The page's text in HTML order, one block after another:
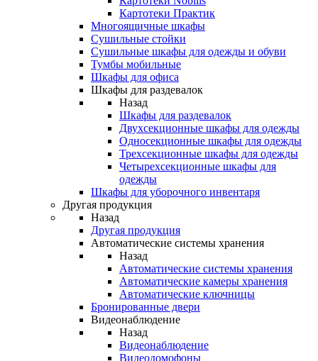
Картотеки Практик
Многоящичные шкафы
Сушильные стойки
Сушильные шкафы для одежды и обуви
Тумбы мобильные
Шкафы для офиса
Шкафы для раздевалок
Назад
Шкафы для раздевалок
Двухсекционные шкафы для одежды
Односекционные шкафы для одежды
Трехсекционные шкафы для одежды
Четырехсекционные шкафы для
одежды
Шкафы для уборочного инвентаря
Другая продукция
Назад
Другая продукция
Автоматические системы хранения
Назад
Автоматические системы хранения
Автоматические камеры хранения
Автоматические ключницы
Бронированные двери
Видеонаблюдение
Назад
Видеонаблюдение
Видеодомофоны